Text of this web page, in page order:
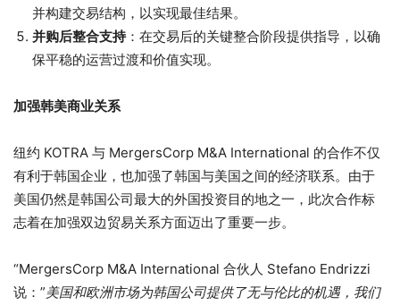
并构建交易结构，以实现最佳结果。
并购后整合支持：在交易后的关键整合阶段提供指导，以确
保平稳的运营过渡和价值实现。
加强韩美商业关系
纽约 KOTRA 与 MergersCorp M&A International 的合作不仅
有利于韩国企业，也加强了韩国与美国之间的经济联系。由于
美国仍然是韩国公司最大的外国投资目的地之一，此次合作标
志着在加强双边贸易关系方面迈出了重要一步。
“MergersCorp M&A International 合伙人 Stefano Endrizzi
说：”美国和欧洲市场为韩国公司提供了无与伦比的机遇，我们